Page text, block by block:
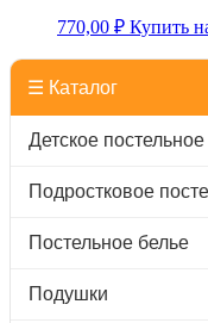
770,00 ₽ Купить
☰ Каталог
Детское
Подростковое
Постельное белье
Подушки